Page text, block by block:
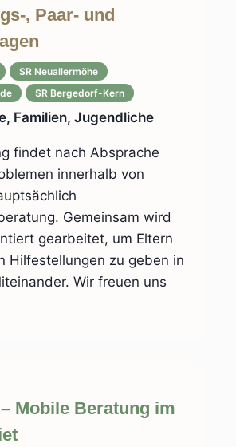
, Paar- und
SR Neuallermöhe
SR Bergedorf-Kern
Familien, Jugendliche
findet nach Absprache
innerhalb von
Gemeinsam wird
gearbeitet, um Eltern
Hilfestellungen zu geben in
Wir freuen uns
Mobile Beratung im